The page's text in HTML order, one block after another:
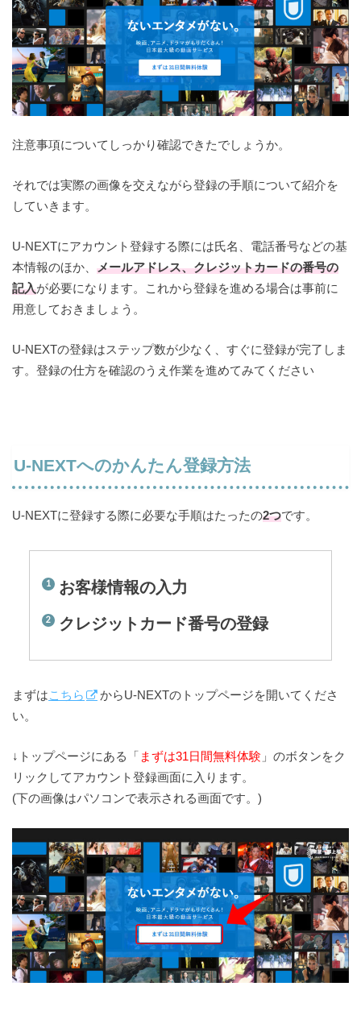
テレビやスマホなど各デバイスに対応可能
４Kの高画質にも対応
注意事項についてしっかり確認できたでしょうか。
それでは実際の画像を交えながら登録の手順について紹介を
していきます。
U-NEXTにアカウント登録する際には氏名、電話番号などの基
本情報のほか、 メールアドレス、クレジットカードの番号の
記入が必要になります。これから登録を進める場合は事前に
用意しておきましょう。
U-NEXTの登録はステップ数が少なく、すぐに登録が完了しま
す。登録の仕方を確認のうえ作業を進めてみてください
U-NEXTへのかんたん登録方法
U-NEXTに登録する際に必要な手順はたったの2つです。
お客様情報の入力
クレジットカード番号の登録
まずはこちら
からU-NEXTのトップページを開いてくださ
い。
↓トップページにある「 まずは31日間無料体験 」のボタンをク
リックしてアカウント登録画面に入ります。
(下の画像はパソコンで表示される画面です。)